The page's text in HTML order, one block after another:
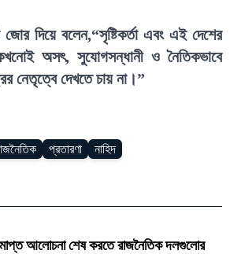
দিয়ে বলেন,“সৃষ্টিকর্তা এবং এই দেশের
অসৎ, সুযোগসন্ধানী ও নৈতিকভাবে
নেতৃত্বে দেখতে চায় না।”
প্রতারণা নাহিদ
আলোচনা শেষ করতে রাজনৈতিক দলগুলোর